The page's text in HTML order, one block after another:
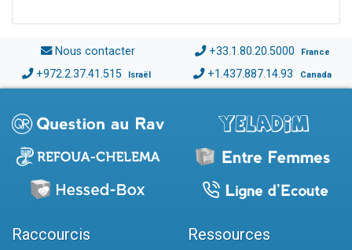
Nous contacter +33.1.80.20.5000 France
+972.2.37.41.515 Israël +1.437.887.14.93 Canada
Raccourcis Ressources